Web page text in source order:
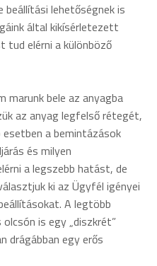
beállítási lehetőségnek is
által kikísérletezett
tud elérni a különböző
marunk bele az anyagba
az anyag legfelső rétegét,
a bemintázások
és milyen
a legszebb hatást, de
ki az Ügyfél igényei
A legtöbb
is egy „diszkrét”
drágábban egy erős